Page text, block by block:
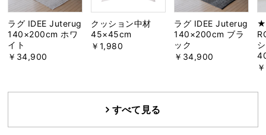
ラグ IDEE Juterug
140×200cm ホワ
イト
￥34,900
クッション中材
45×45cm
￥1,980
ラグ IDEE Juterug
140×200cm ブラ
ック
￥34,900
すべて見る